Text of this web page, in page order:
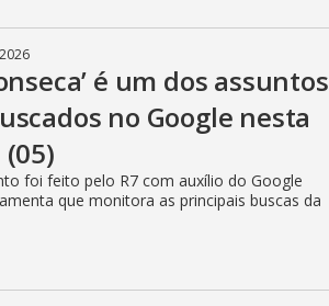
é um dos assuntos
no Google nesta
foi feito pelo R7 com auxílio do Google
que monitora as principais buscas da